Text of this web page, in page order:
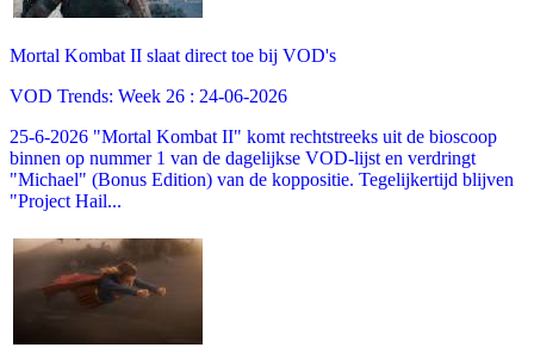
Mortal Kombat II slaat direct toe bij VOD's
VOD Trends: Week 26 : 24-06-2026
25-6-2026 "Mortal Kombat II" komt rechtstreeks uit de bioscoop
binnen op nummer 1 van de dagelijkse VOD-lijst en verdringt
"Michael" (Bonus Edition) van de koppositie. Tegelijkertijd blijven
"Project Hail...